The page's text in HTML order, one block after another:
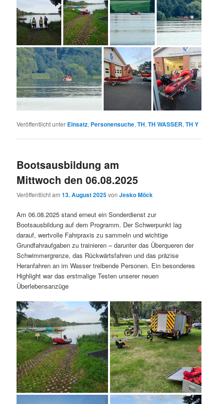
Veröffentlicht unter Einsatz, Personensuche,TH,TH WASSER,TH Y
Bootsausbildung am
Mittwoch den 06.08.2025
Veröffentlicht am13. August 2025vonJesko Möck
Am 06.08.2025 stand erneut ein Sonderdienst zur
Bootsausbildung auf dem Programm. Der Schwerpunkt lag
darauf, wertvolle Fahrpraxis zu sammeln und wichtige
Grundfahraufgaben zu trainieren – darunter das Überqueren der
Schwimmergrenze, das Rückwärtsfahren und das präzise
Heranfahren an im Wasser treibende Personen. Ein besonderes
Highlight war das erstmalige Testen unserer neuen
Überlebensanzüge